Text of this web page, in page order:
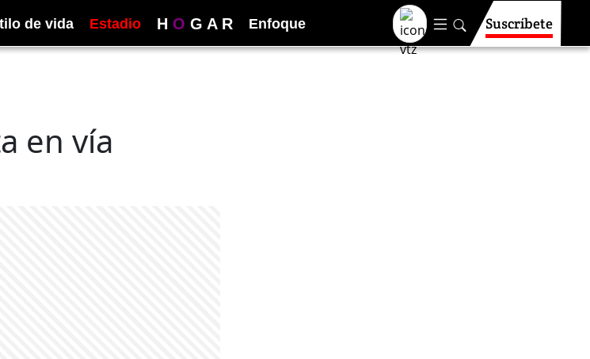
de vida Estadio H O G A R Enfoque Suscríbete
en vía